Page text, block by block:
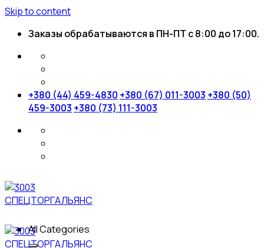
Skip to content
Заказы обрабатываются в ПН-ПТ с 8:00 до 17:00.
+380 (44) 459-4830 +380 (67) 011-3003 +380 (50)
459-3003 +380 (73) 111-3003
All Categories